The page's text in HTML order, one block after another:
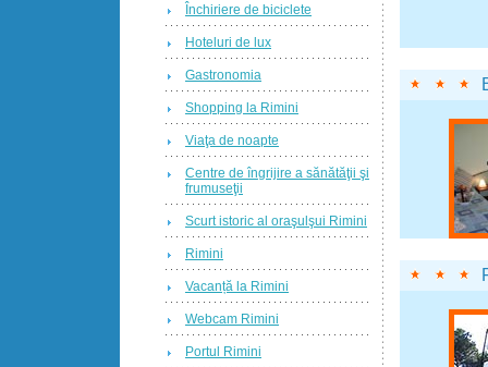
Închiriere de biciclete
Hoteluri de lux
Gastronomia
Shopping la Rimini
Viaţa de noapte
Centre de îngrijire a sănătăţii şi
frumuseţii
Scurt istoric al oraşulşui Rimini
Rimini
Vacanță la Rimini
Webcam Rimini
Portul Rimini